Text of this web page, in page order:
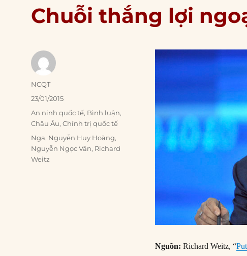
Chuỗi thắng lợi
Nguồn:Richard Weitz, “
Author
NCQT
Posted
23/01/2015
Categories
An ninh quốc tế, Bình luận,
Châu Âu,Chính trị quốc tế
Tags
Nga, Nguyễn Huy Hoàng,
Nguyễn Ngọc Vân, Richard
Weitz